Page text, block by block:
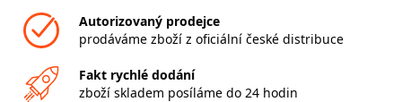
Autorizovaný prodejce
prodáváme zboží z oficiální české distribuce
Fakt rychlé dodání
zboží skladem posíláme do 24 hodin